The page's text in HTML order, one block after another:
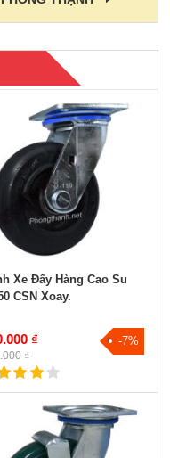
xe đẩy có khóa
xe đẩy cố định
Tất cả
Xe Đẩy Hàng Cao Su
CSN Xoay.
₫
₫
-7%